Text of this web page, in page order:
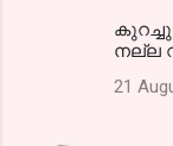
കുറച്ചു
നല്ല
21